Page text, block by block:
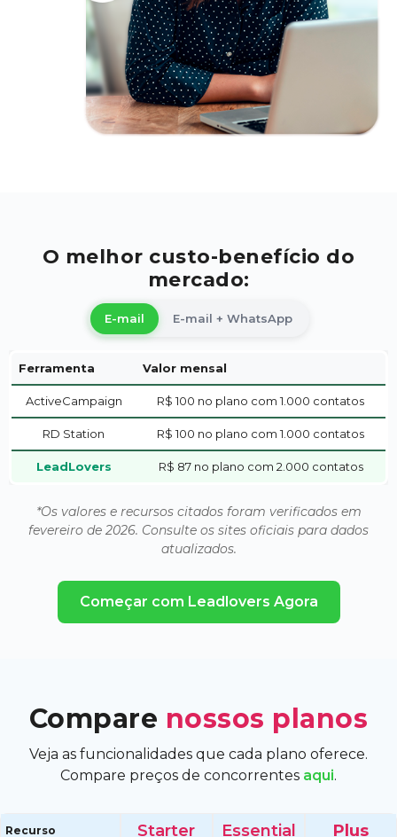
O melhor custo-benefício do
mercado:
E-mail E-mail + WhatsApp
Ferramenta Valor mensal
ActiveCampaign R$ 100 no plano com 1.000 contatos
RD Station R$ 100 no plano com 1.000 contatos
LeadLovers R$ 87 no plano com 2.000 contatos
*Os valores e recursos citados foram verificados em
fevereiro de 2026. Consulte os sites oficiais para dados
atualizados.
Começar com Leadlovers Agora
Compare nossos planos
Veja as funcionalidades que cada plano oferece.
Compare preços de concorrentes aqui.
Recurso Starter Essential Plus